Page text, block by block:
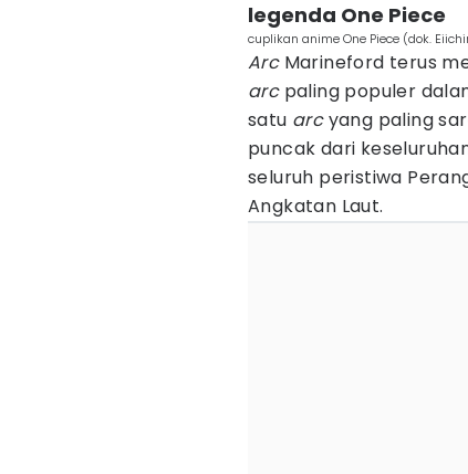
legenda One Piece
cuplikan anime One Piece (dok.
ArcMarineford terus
arcpaling populer
satu arcyang paling
puncak dari
seluruh peristiwa
Angkatan Laut.